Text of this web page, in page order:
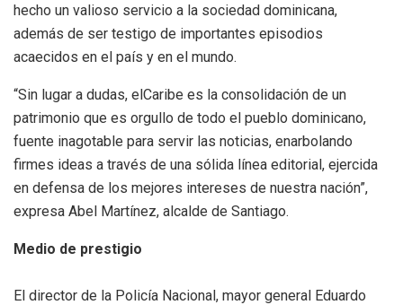
hecho un valioso servicio a la sociedad dominicana,
además de ser testigo de importantes episodios
acaecidos en el país y en el mundo.
“Sin lugar a dudas, elCaribe es la consolidación de un
patrimonio que es orgullo de todo el pueblo dominicano,
fuente inagotable para servir las noticias, enarbolando
firmes ideas a través de una sólida línea editorial, ejercida
en defensa de los mejores intereses de nuestra nación”,
expresa Abel Martínez, alcalde de Santiago.
Medio de prestigio
El director de la Policía Nacional, mayor general Eduardo